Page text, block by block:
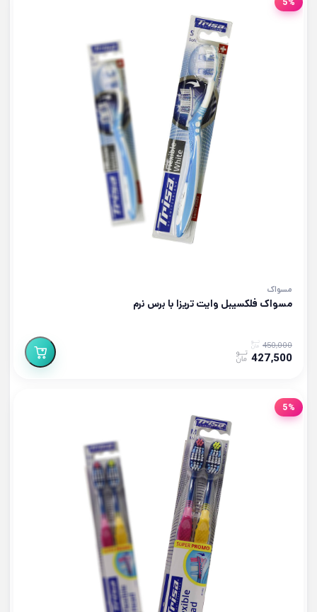
مسواک
مسواک فلکسیبل وایت تریزا با برس نرم
450,000
427,500
5%